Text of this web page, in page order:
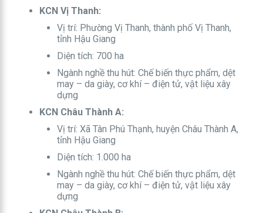
KCN Vị Thanh:
Vị trí: Phường Vị Thanh, thành phố Vị Thanh,
tỉnh Hậu Giang
Diện tích: 700 ha
Ngành nghề thu hút: Chế biến thực phẩm, dệt
may – da giày, cơ khí – điện tử, vật liệu xây
dựng
KCN Châu Thành A:
Vị trí: Xã Tân Phú Thạnh, huyện Châu Thành A,
tỉnh Hậu Giang
Diện tích: 1.000 ha
Ngành nghề thu hút: Chế biến thực phẩm, dệt
may – da giày, cơ khí – điện tử, vật liệu xây
dựng